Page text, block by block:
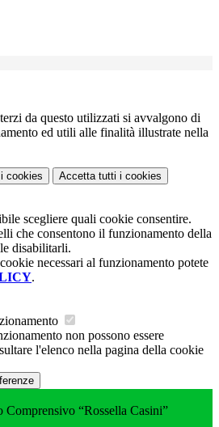
da questo utilizzati si avvalgono di
ed utili alle finalità illustrate nella
i cookies Accetta tutti i cookies
scegliere quali cookie consentire.
che consentono il funzionamento della
disabilitarli.
necessari al funzionamento potete
.
non possono essere
l'elenco nella pagina della cookie
Comprensivo “Rossella Casini”